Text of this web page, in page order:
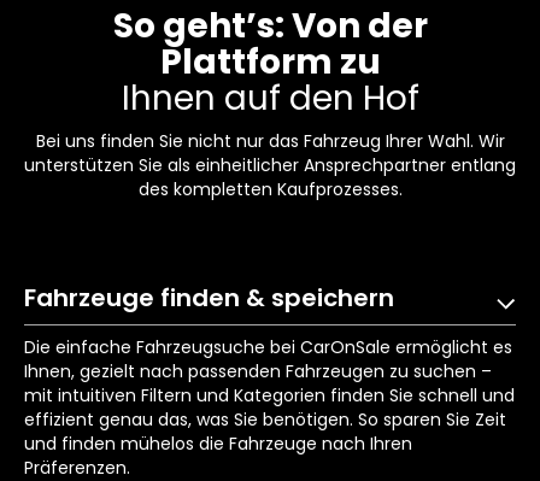
So geht’s: Von der
Plattform zu
Ihnen auf den Hof
Bei uns finden Sie nicht nur das Fahrzeug Ihrer Wahl. Wir
unterstützen Sie als einheitlicher Ansprechpartner entlang
des kompletten Kaufprozesses.
Fahrzeuge finden & speichern
Die einfache Fahrzeugsuche bei CarOnSale ermöglicht es
Ihnen, gezielt nach passenden Fahrzeugen zu suchen –
mit intuitiven Filtern und Kategorien finden Sie schnell und
effizient genau das, was Sie benötigen. So sparen Sie Zeit
und finden mühelos die Fahrzeuge nach Ihren
Präferenzen.